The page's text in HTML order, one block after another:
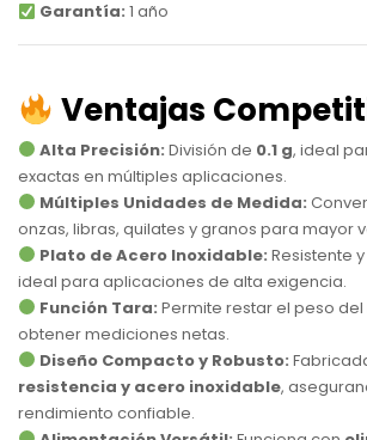
Garantía: 1 año
Ventajas
Alta Precisión: División de 0.1 g, ideal
exactas en múltiples aplicaciones.
Múltiples Unidades de Medida:
onzas, libras, quilates y granos para mayor
Plato de Acero Inoxidable: Resistente
ideal para aplicaciones de alta exigencia.
Función Tara: Permite restar el peso
obtener mediciones netas.
Diseño Compacto y Robusto:
resistencia y acero inoxidable,
rendimiento confiable.